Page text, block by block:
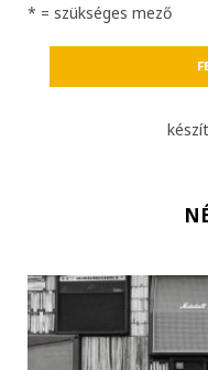
* = szükséges mező